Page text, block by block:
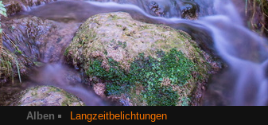
Alben
Langzeitbelichtungen